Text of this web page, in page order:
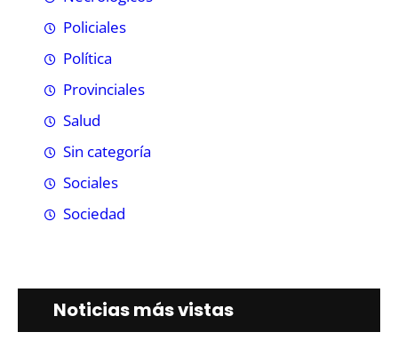
Policiales
Política
Provinciales
Salud
Sin categoría
Sociales
Sociedad
Noticias más vistas